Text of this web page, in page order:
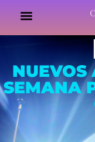
NUEVOS
SEMANA